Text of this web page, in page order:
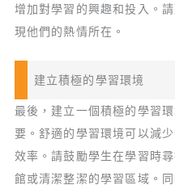
增加對學習的興趣和投入。
現他們的熱情所在。
建立積極的學習環境
最後，建立一個積極的學習
要。舒適的學習環境可以減
效率。請鼓勵學生在學習時
館或清潔整潔的學習區域。